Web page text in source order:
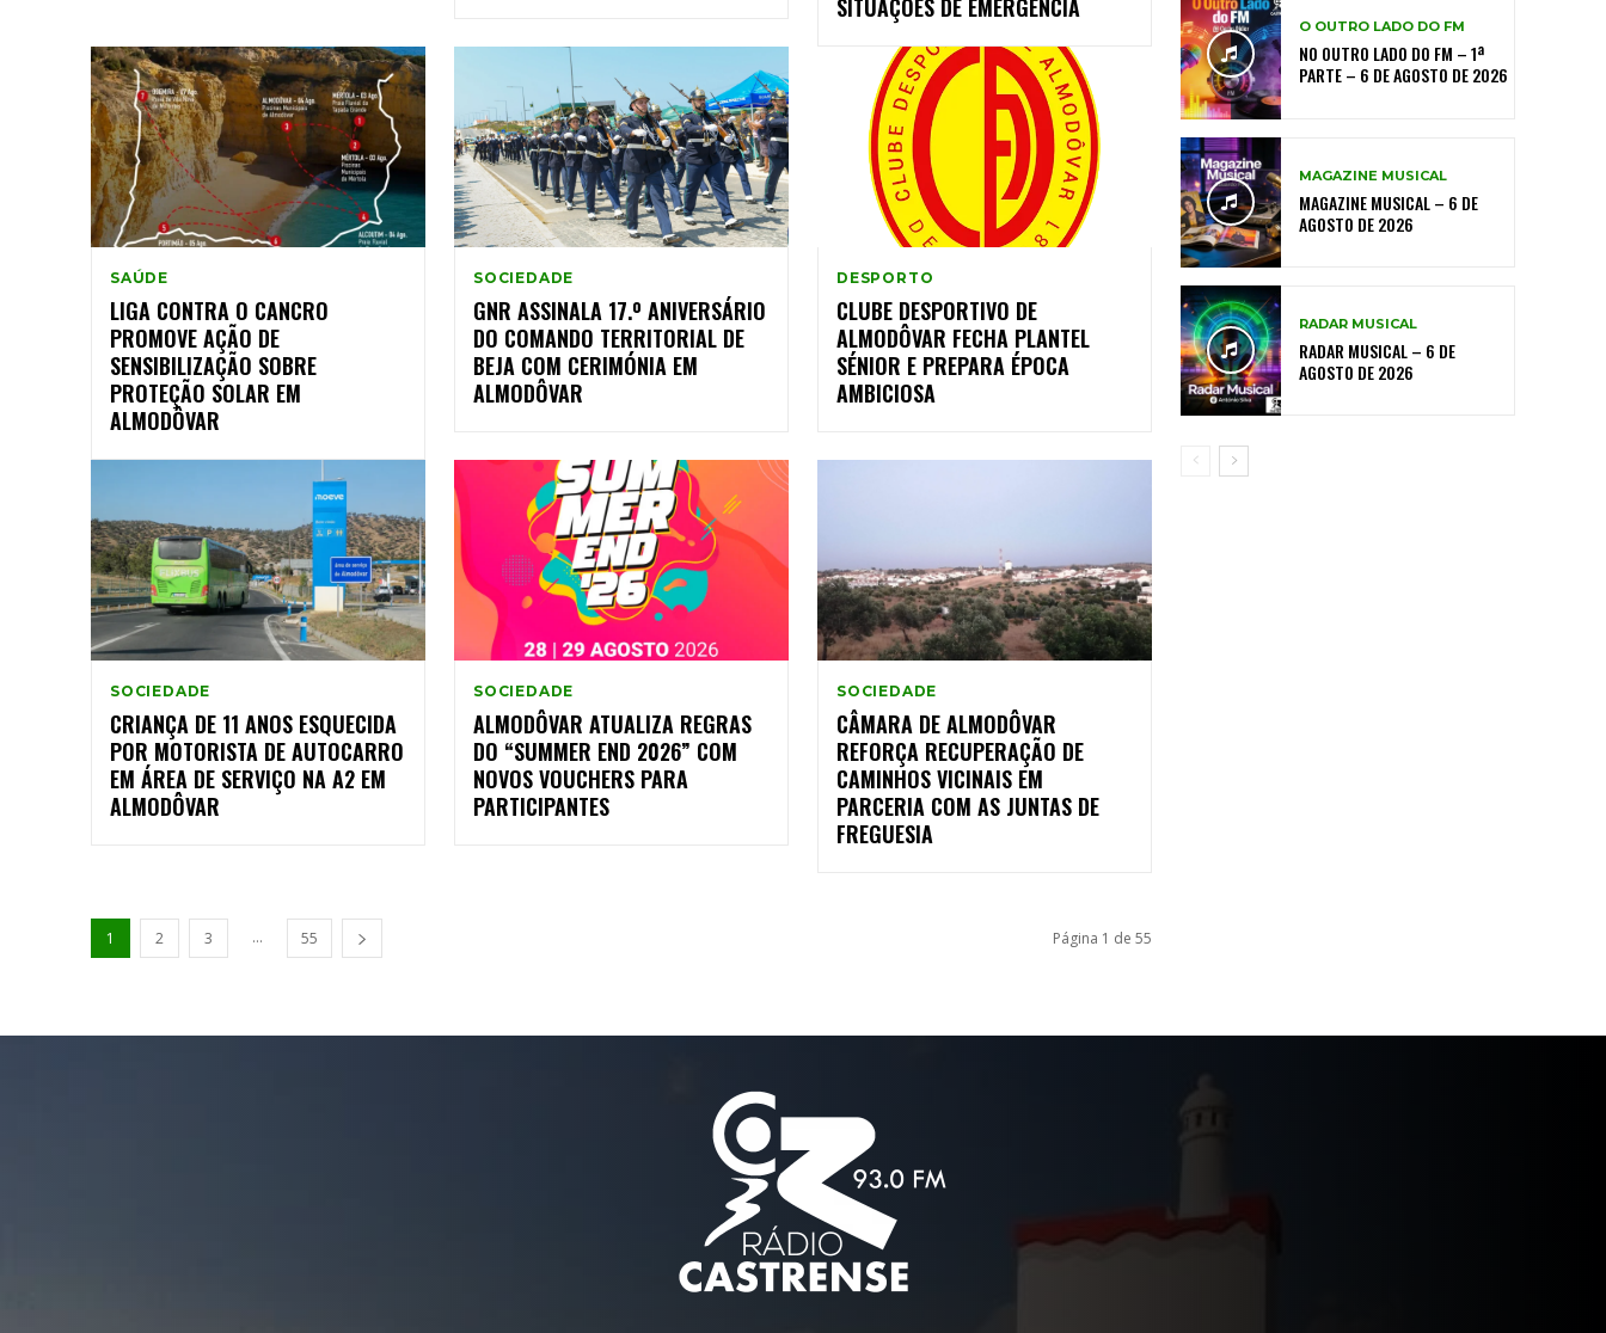
SITUAÇÕES DE EMERGÊNCIA
SAÚDE
LIGA CONTRA O CANCRO
PROMOVE AÇÃO DE
SENSIBILIZAÇÃO SOBRE
PROTEÇÃO SOLAR EM
ALMODÔVAR
SOCIEDADE
GNR ASSINALA 17.º ANIVERSÁRIO
DO COMANDO TERRITORIAL DE
BEJA COM CERIMÓNIA EM
ALMODÔVAR
DESPORTO
CLUBE DESPORTIVO DE
ALMODÔVAR FECHA PLANTEL
SÉNIOR E PREPARA ÉPOCA
AMBICIOSA
SOCIEDADE
CRIANÇA DE 11 ANOS ESQUECIDA
POR MOTORISTA DE AUTOCARRO
EM ÁREA DE SERVIÇO NA A2 EM
ALMODÔVAR
SOCIEDADE
ALMODÔVAR ATUALIZA REGRAS
DO “SUMMER END 2026” COM
NOVOS VOUCHERS PARA
PARTICIPANTES
SOCIEDADE
CÂMARA DE ALMODÔVAR
REFORÇA RECUPERAÇÃO DE
CAMINHOS VICINAIS EM
PARCERIA COM AS JUNTAS DE
FREGUESIA
1 2 3 ... 55 Página 1 de 55
O OUTRO LADO DO FM
NO OUTRO LADO DO FM – 1ª
PARTE – 6 DE AGOSTO DE 2026
MAGAZINE MUSICAL
MAGAZINE MUSICAL – 6 DE
AGOSTO DE 2026
RADAR MUSICAL
RADAR MUSICAL – 6 DE
AGOSTO DE 2026